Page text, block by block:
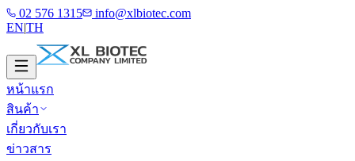
02 576 1315
info@xlbiotec.com
EN|TH
หน้าแรก
สินค้า
เกี่ยวกับเรา
ข่าวสาร